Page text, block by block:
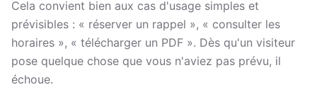
Cela convient bien aux cas d'usage simples et
prévisibles : « réserver un rappel », « consulter les
horaires », « télécharger un PDF ». Dès qu'un visiteur
pose quelque chose que vous n'aviez pas prévu, il
échoue.